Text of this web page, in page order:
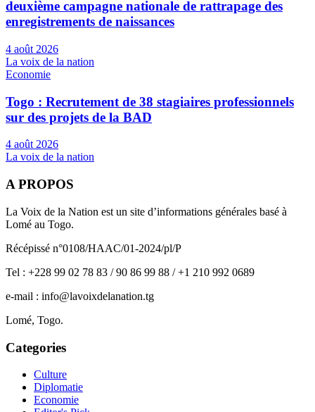
deuxième campagne nationale de rattrapage des
enregistrements de naissances
4 août 2026
La voix de la nation
Economie
Togo : Recrutement de 38 stagiaires professionnels
sur des projets de la BAD
4 août 2026
La voix de la nation
A PROPOS
La Voix de la Nation est un site d’informations générales basé à
Lomé au Togo.
Récépissé n°0108/HAAC/01-2024/pl/P
Tel : +228 99 02 78 83 / 90 86 99 88 / +1 210 992 0689
e-mail : info@lavoixdelanation.tg
Lomé, Togo.
Categories
Culture
Diplomatie
Economie